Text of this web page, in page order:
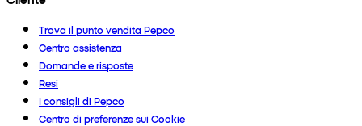
Trova il punto vendita Pepco
Centro assistenza
Domande e risposte
Resi
I consigli di Pepco
Centro di preferenze sui Cookie